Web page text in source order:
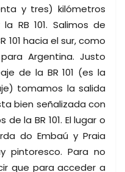
y tres) kilómetros
RB 101. Salimos de
101 hacia el sur, como
Argentina. Justo
de la BR 101 (es la
tomamos la salida
bien señalizada con
la BR 101. El lugar o
do Embaú y Praia
pintoresco. Para no
que para acceder a